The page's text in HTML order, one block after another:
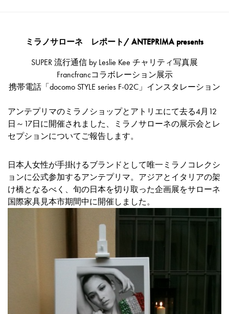
ミラノサローネ レポート/ ANTEPRIMA presents
SUPER 流行通信 by Leslie Kee チャリティ写真展
Francfrancコラボレーション展示
携帯電話「docomo STYLE series F-02C」インスタレーション
アンテプリマのミラノショップとアトリエにて去る4月12
日～17日に開催されました、ミラノサローネの展示会とレ
セプションについてご報告します。
日本人女性が手掛けるブランドとして唯一ミラノコレクシ
ョンに公式参加するアンテプリマ。アジアとイタリアの架
け橋となるべく、旬の日本を切り取った企画展をサローネ
国際家具見本市期間中に開催しました。